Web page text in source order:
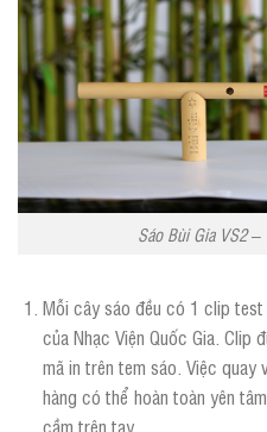
Sáo Bùi Gia VS2 –
Mỗi cây sáo đều có 1 clip
của Nhạc Viện Quốc Gia. Clip
mã in trên tem sáo. Việc quay
hàng có thể hoàn toàn yên
cầm trên tay.